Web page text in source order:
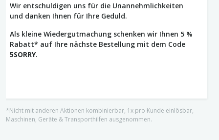
Wir entschuldigen uns für die Unannehmlichkeiten
und danken Ihnen für Ihre Geduld.
Als kleine Wiedergutmachung schenken wir Ihnen 5 %
Rabatt* auf Ihre nächste Bestellung mit dem Code
5SORRY.
*Nicht mit anderen Aktionen kombinierbar, 1x pro Kunde einlösbar,
Maschinen, Geräte & Transporthilfen ausgenommen.